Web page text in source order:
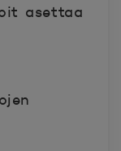
asettaa